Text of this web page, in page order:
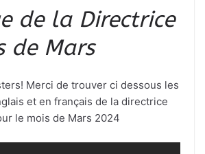
de la Directrice
de Mars
Merci de trouver ci dessous les
et en français de la directrice
le mois de Mars 2024